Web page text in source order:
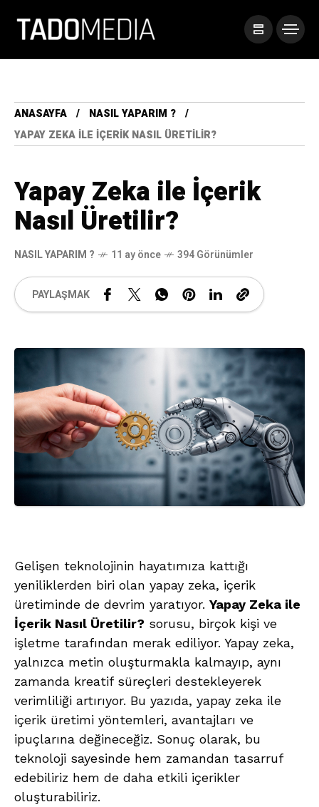
ANASAYFA
NASIL YAPARIM ?
YAPAY ZEKA ILE İÇERIK NASIL ÜRETILIR?
Yapay Zeka ile İçerik
Nasıl Üretilir?
NASIL YAPARIM ? 11 ay önce 394 Görünümler
PAYLAŞMAK
Gelişen teknolojinin hayatımıza kattığı
yeniliklerden biri olan yapay zeka, içerik
üretiminde de devrim yaratıyor. Yapay Zeka ile
İçerik Nasıl Üretilir? sorusu, birçok kişi ve
işletme tarafından merak ediliyor. Yapay zeka,
yalnızca metin oluşturmakla kalmayıp, aynı
zamanda kreatif süreçleri destekleyerek
verimliliği artırıyor. Bu yazıda, yapay zeka ile
içerik üretimi yöntemleri, avantajları ve
ipuçlarına değineceğiz. Sonuç olarak, bu
teknoloji sayesinde hem zamandan tasarruf
edebiliriz hem de daha etkili içerikler
oluşturabiliriz.